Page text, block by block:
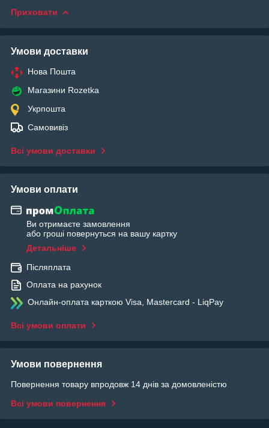
Приховати
Умови доставки
Нова Пошта
Магазини Rozetka
Укрпошта
Самовивіз
Всі умови доставки
Умови оплати
Ви отримаєте замовлення
або гроші повернуться на вашу картку
Детальніше
Післяплата
Оплата на рахунок
Онлайн-оплата карткою Visa, Mastercard - LiqPay
Всі умови оплати
Умови повернення
Повернення товару впродовж 14 днів за домовленістю
Всі умови повернення